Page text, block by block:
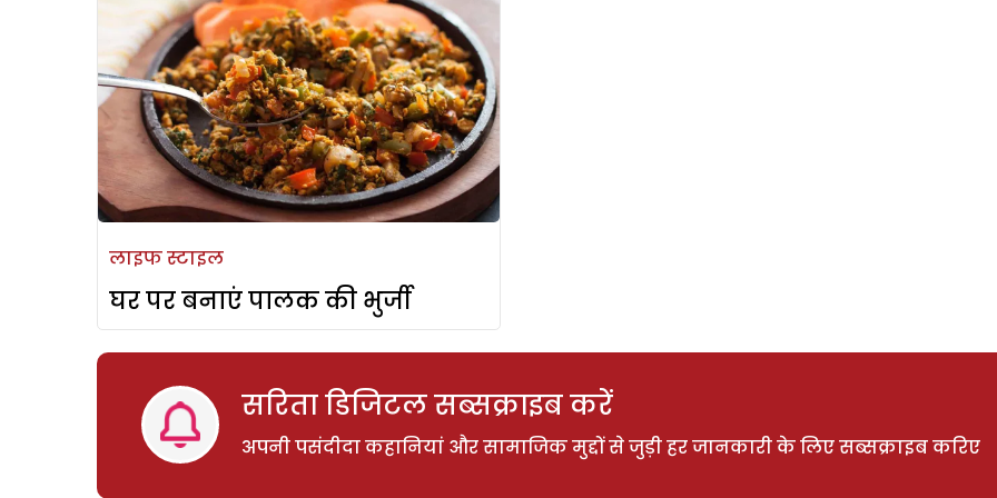
लाइफ स्टाइल
घर पर बनाएं पालक की भुर्जी
सरिता डिजिटल सब्सक्राइब करें
अपनी पसंदीदा कहानियां और सामाजिक मुद्दों से जुड़ी हर जानकारी के लिए सब्सक्राइब करिए